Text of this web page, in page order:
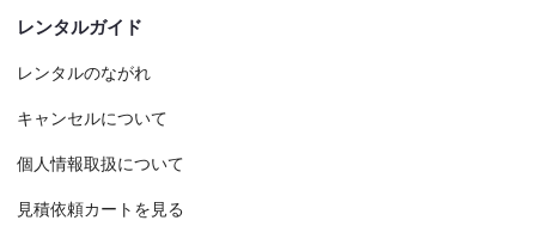
レンタルガイド
レンタルのながれ
キャンセルについて
個人情報取扱について
見積依頼カートを見る